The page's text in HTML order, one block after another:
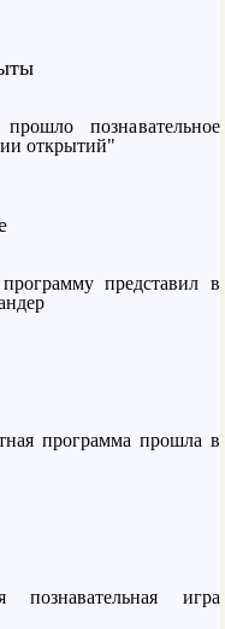
познавательное
открытий"
представил в
программа прошла в
познавательная игра